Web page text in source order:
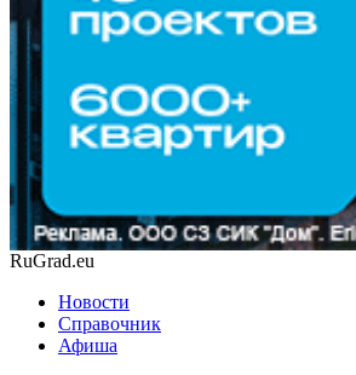
RuGrad.eu
Новости
Справочник
Афиша